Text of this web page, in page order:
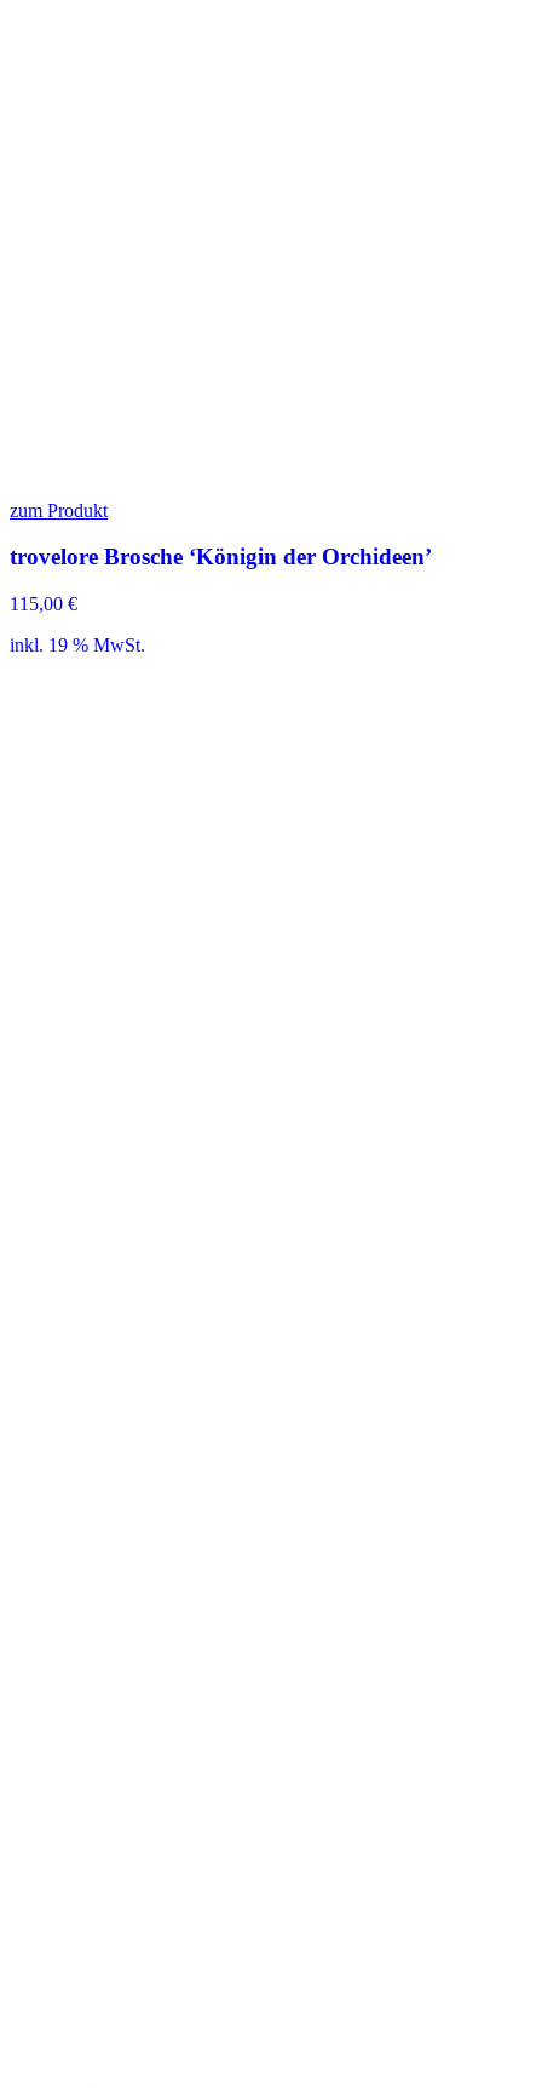
zum Produkt
trovelore Brosche ‘Königin der Orchideen’
115,00 €
inkl. 19 % MwSt.